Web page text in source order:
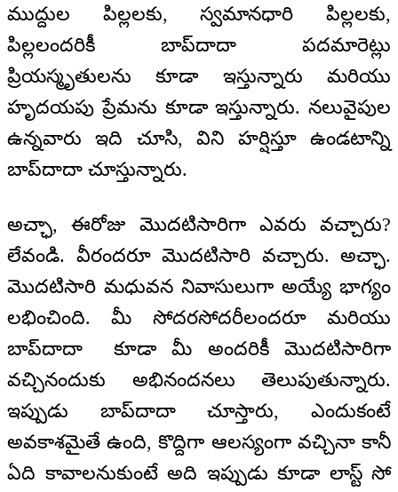
ముద్దుల పిల్లలకు, స్వమానధారి పిల్లలకు,
పిల్లలందరికీ బాప్‌దాదా పదమారెట్లు
ప్రియస్మృతులను కూడా ఇస్తున్నారు మరియు
హృదయపు ప్రేమను కూడా ఇస్తున్నారు. నలువైపుల
ఉన్నవారు ఇది చూసి, విని హర్షిస్తూ ఉండటాన్ని
బాప్‌దాదా చూస్తున్నారు.
అచ్ఛా, ఈరోజు మొదటిసారిగా ఎవరు వచ్చారు?
లేవండి. వీరందరూ మొదటిసారి వచ్చారు. అచ్ఛా.
మొదటిసారి మధువన నివాసులుగా అయ్యే భాగ్యం
లభించింది. మీ సోదరసోదరీలందరూ మరియు
బాప్‌దాదా కూడా మీ అందరికీ మొదటిసారిగా
వచ్చినందుకు అభినందనలు తెలుపుతున్నారు.
ఇప్పుడు బాప్‌దాదా చూస్తారు, ఎందుకంటే
అవకాశమైతే ఉంది, కొద్దిగా ఆలస్యంగా వచ్చినా కానీ
ఏది కావాలనుకుంటే అది ఇప్పుడు కూడా లాస్ట్ సో